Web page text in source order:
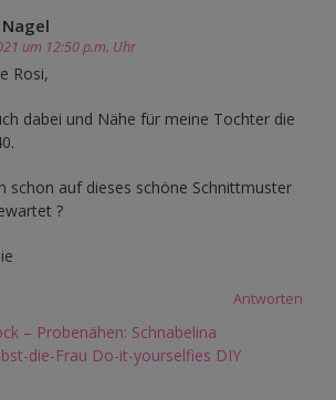
um 12:50 p.m. Uhr
Rosi,
dabei und Nähe für meine Tochter die
schon auf dieses schöne Schnittmuster
?
Antworten
– Probenähen: Schnabelina
die-Frau Do-it-yourselfies DIY